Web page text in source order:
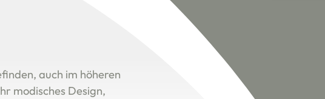
auch im höheren
modisches Design,